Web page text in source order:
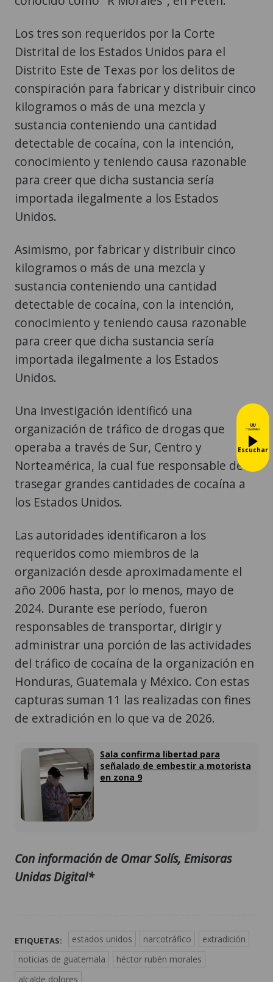
Los tres son requeridos por la Corte
Distrital de los Estados Unidos para el
Distrito Este de Texas por los delitos de
conspiración para fabricar y distribuir cinco
kilogramos o más de una mezcla y
sustancia conteniendo una cantidad
detectable de cocaína, con la intención,
conocimiento y teniendo causa razonable
para creer que dicha sustancia sería
importada ilegalmente a los Estados
Unidos.
Asimismo, por fabricar y distribuir cinco
kilogramos o más de una mezcla y
sustancia conteniendo una cantidad
detectable de cocaína, con la intención,
conocimiento y teniendo causa razonable
para creer que dicha sustancia sería
importada ilegalmente a los Estados
Unidos.
Una investigación identificó una
organización de tráfico de drogas que
operaba a través de Sur, Centro y
Norteamérica, la cual fue responsable de
trasegar grandes cantidades de cocaína a
los Estados Unidos.
Las autoridades identificaron a los
requeridos como miembros de la
organización desde aproximadamente el
año 2006 hasta, por lo menos, mayo de
2024. Durante ese período, fueron
responsables de transportar, dirigir y
administrar una porción de las actividades
del tráfico de cocaína de la organización en
Honduras, Guatemala y México. Con estas
capturas suman 11 las realizadas con fines
de extradición en lo que va de 2026.
Sala confirma libertad para
señalado de embestir a motorista
en zona 9
Con información de Omar Solís, Emisoras
Unidas Digital*
ETIQUETAS: estados unidos narcotráfico
extradición
noticias de guatemala
héctor rubén morales
alcalde dolores
Escuchar